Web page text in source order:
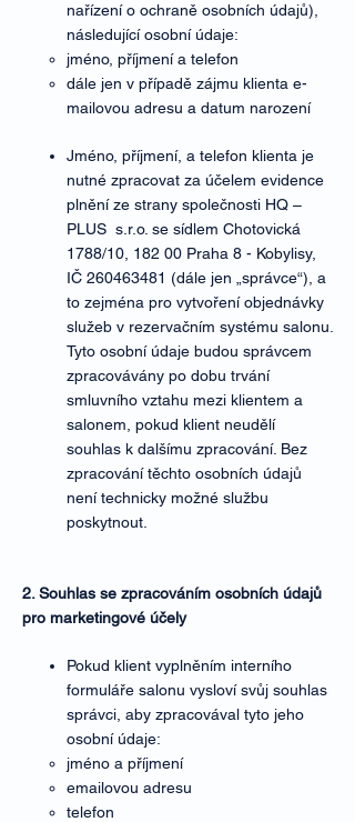
nařízení o ochraně osobních údajů),
následující osobní údaje:
jméno, příjmení a telefon
dále jen v případě zájmu klienta e-
mailovou adresu a datum narození
Jméno, příjmení, a telefon klienta je
nutné zpracovat za účelem evidence
plnění ze strany společnosti HQ –
PLUS s.r.o. se sídlem Chotovická
1788/10, 182 00 Praha 8 - Kobylisy,
IČ 260463481 (dále jen „správce“), a
to zejména pro vytvoření objednávky
služeb v rezervačním systému salonu.
Tyto osobní údaje budou správcem
zpracovávány po dobu trvání
smluvního vztahu mezi klientem a
salonem, pokud klient neudělí
souhlas k dalšímu zpracování. Bez
zpracování těchto osobních údajů
není technicky možné službu
poskytnout.
2. Souhlas se zpracováním osobních údajů
pro marketingové účely
Pokud klient vyplněním interního
formuláře salonu vysloví svůj souhlas
správci, aby zpracovával tyto jeho
osobní údaje:
jméno a příjmení
emailovou adresu
telefon